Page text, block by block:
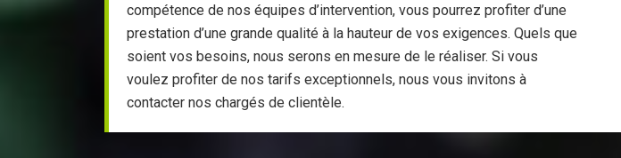
compétence de nos équipes d’intervention, vous pourrez profiter d’une
prestation d’une grande qualité à la hauteur de vos exigences. Quels que
soient vos besoins, nous serons en mesure de le réaliser. Si vous
voulez profiter de nos tarifs exceptionnels, nous vous invitons à
contacter nos chargés de clientèle.